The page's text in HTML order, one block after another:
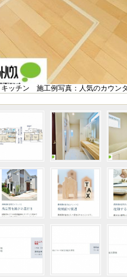
キッチン 施工例写真：人気のカウン